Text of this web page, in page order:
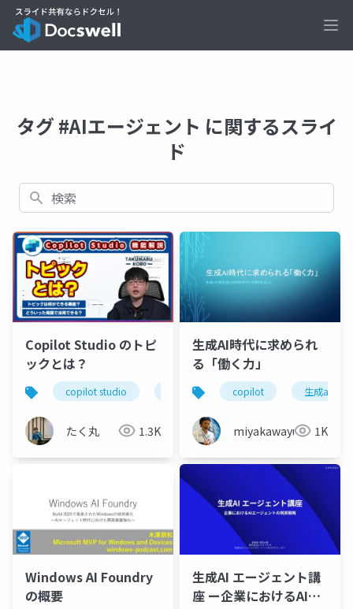
タグ #AIエージェント に関するスライ
ド
検索
Copilot Studio のトピ
ックとは？
copilot studio copilot ai 生成ai
たく丸 1.3K
生成AI時代に求められ
る「働く力」
copilot 生成ai
miyakawayuho 1K
Windows AI Foundry
の概要
生成AI エージェント講
座 ー企業におけるAIエ